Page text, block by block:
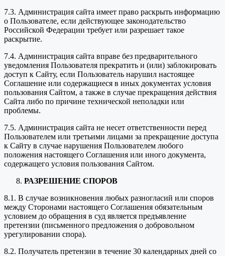
7.3. Администрация сайта имеет право раскрыть информацию
о Пользователе, если действующее законодательство
Российской Федерации требует или разрешает такое
раскрытие.
7.4. Администрация сайта вправе без предварительного
уведомления Пользователя прекратить и (или) заблокировать
доступ к Сайту, если Пользователь нарушил настоящее
Соглашение или содержащиеся в иных документах условия
пользования Сайтом, а также в случае прекращения действия
Сайта либо по причине технической неполадки или
проблемы.
7.5. Администрация сайта не несет ответственности перед
Пользователем или третьими лицами за прекращение доступа
к Сайту в случае нарушения Пользователем любого
положения настоящего Соглашения или иного документа,
содержащего условия пользования Сайтом.
РАЗРЕШЕНИЕ СПОРОВ
8.1. В случае возникновения любых разногласий или споров
между Сторонами настоящего Соглашения обязательным
условием до обращения в суд является предъявление
претензии (письменного предложения о добровольном
урегулировании спора).
8.2. Получатель претензии в течение 30 календарных дней со